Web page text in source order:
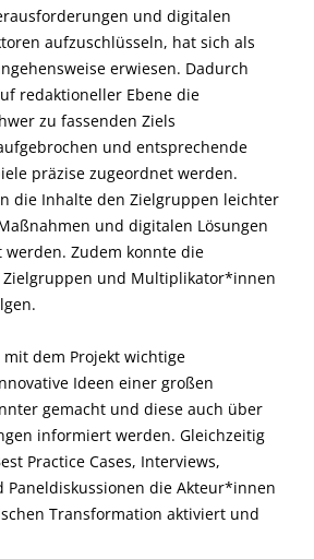
und digitalen
aufzuschlüsseln, hat sich als
erwiesen. Dadurch
redaktioneller Ebene die
zu fassenden Ziels
und entsprechende
präzise zugeordnet werden.
die Inhalte den Zielgruppen leichter
und digitalen Lösungen
Zudem konnte die
Zielgruppen und Multiplikator*innen
dem Projekt wichtige
Ideen einer großen
gemacht und diese auch über
informiert werden. Gleichzeitig
Practice Cases, Interviews,
Paneldiskussionen die Akteur*innen
Transformation aktiviert und